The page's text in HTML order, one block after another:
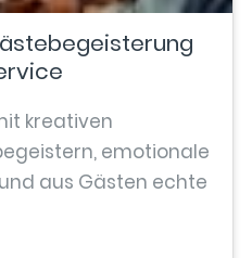
kreativen
emotionale
aus Gästen echte